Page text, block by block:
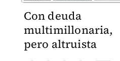
Con deuda
multimillonaria,
pero altruista